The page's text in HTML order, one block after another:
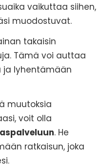
vaikuttaa siihen,
muodostuvat.
takaisin
Tämä voi auttaa
ja lyhentämään
muutoksia
voit olla
. He
ratkaisun, joka